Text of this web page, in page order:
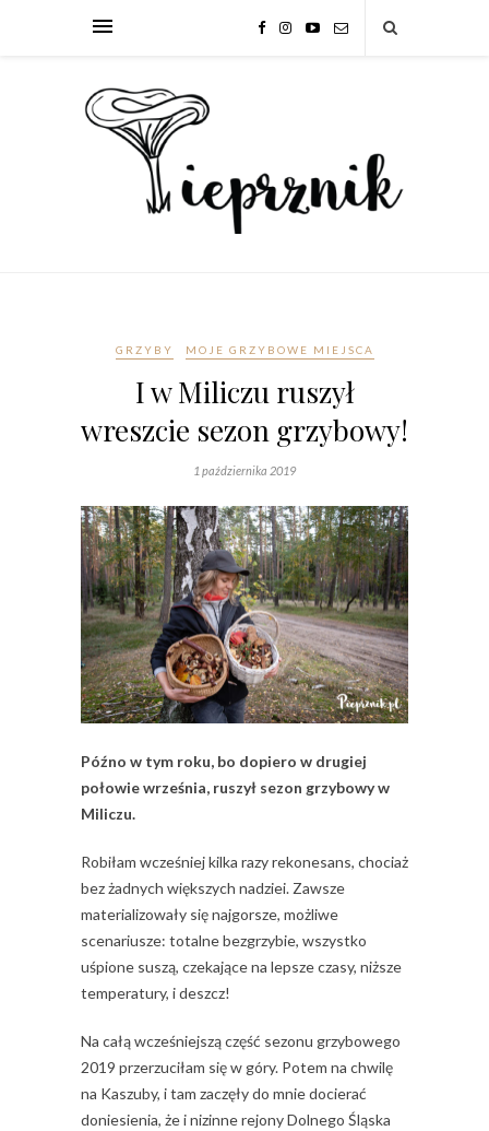
GRZYBY MOJE GRZYBOWE MIEJSCA
I w Miliczu ruszył
wreszcie sezon grzybowy!
1 października 2019
Późno w tym roku, bo dopiero w drugiej
połowie września, ruszył sezon grzybowy w
Miliczu.
Robiłam wcześniej kilka razy rekonesans, chociaż
bez żadnych większych nadziei. Zawsze
materializowały się najgorsze, możliwe
scenariusze: totalne bezgrzybie, wszystko
uśpione suszą, czekające na lepsze czasy, niższe
temperatury, i deszcz!
Na całą wcześniejszą część sezonu grzybowego
2019 przerzuciłam się w góry. Potem na chwilę
na Kaszuby, i tam zaczęły do mnie docierać
doniesienia, że i nizinne rejony Dolnego Śląska